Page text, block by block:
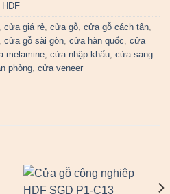
, cửa giá rẻ, cửa gỗ, cửa gỗ cách tân,
, cửa gỗ sài gòn, cửa hàn quốc, cửa
melamine, cửa nhập khẩu, cửa sang
phòng, cửa veneer